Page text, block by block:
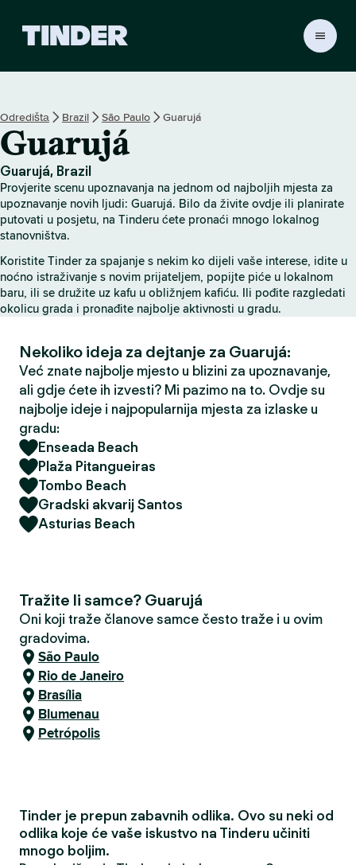
r
e
Odredištа Brazil São Paulo Guarujá
Guarujá
Guarujá, Brazil
Provjerite scenu upoznavanja na jednom od najboljih mjesta za
upoznavanje novih ljudi: Guarujá. Bilo da živite ovdje ili planirate
putovati u posjetu, na Tinderu ćete pronaći mnogo lokalnog
stanovništva.
Koristite Tinder za spajanje s nekim ko dijeli vaše interese, idite u
noćno istraživanje s novim prijateljem, popijte piće u lokalnom
baru, ili se družite uz kafu u obližnjem kafiću. Ili pođite razgledati
okolicu grada i pronađite najbolje aktivnosti u gradu.
Nekoliko ideja za dejtanje za Guarujá:
Već znate najbolje mjesto u blizini za upoznavanje,
ali gdje ćete ih izvesti? Mi pazimo na to. Ovdje su
najbolje ideje i najpopularnija mjesta za izlaske u
gradu:
Enseada Beach
Plaža Pitangueiras
Tombo Beach
Gradski akvarij Santos
Asturias Beach
Tražite li samce? Guarujá
Oni koji traže članove samce često traže i u ovim
gradovima.
São Paulo
Rio de Janeiro
Brasília
Blumenau
Petrópolis
Tinder je prepun zabavnih odlika. Ovo su neki od
odlika koje će vaše iskustvo na Tinderu učiniti
mnogo boljim.